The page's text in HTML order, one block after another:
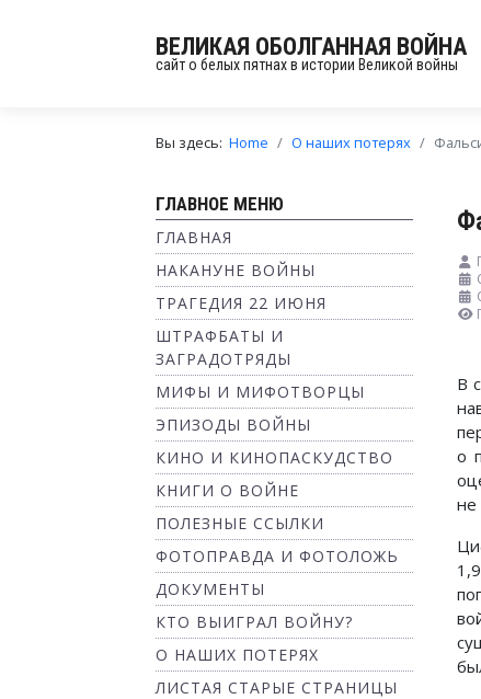
ВЕЛИКАЯ ОБОЛГАННАЯ ВОЙНА
сайт о белых пятнах в истории Великой войны
Вы здесь: Home О наших потерях
ГЛАВНОЕ МЕНЮ
ГЛАВНАЯ
НАКАНУНЕ ВОЙНЫ
ТРАГЕДИЯ 22 ИЮНЯ
ШТРАФБАТЫ И
ЗАГРАДОТРЯДЫ
МИФЫ И МИФОТВОРЦЫ
ЭПИЗОДЫ ВОЙНЫ
КИНО И КИНОПАСКУДСТВО
КНИГИ О ВОЙНЕ
ПОЛЕЗНЫЕ ССЫЛКИ
ФОТОПРАВДА И ФОТОЛОЖЬ
ДОКУМЕНТЫ
КТО ВЫИГРАЛ ВОЙНУ?
О НАШИХ ПОТЕРЯХ
ЛИСТАЯ СТАРЫЕ СТРАНИЦЫ
В
о
не